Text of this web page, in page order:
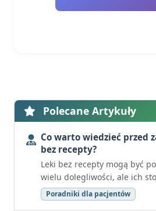
Polecane Artykuły
Co warto wiedzieć przed
bez recepty?
Leki bez recepty mogą być
wielu dolegliwości, ale ich
Poradniki dla pacjentów